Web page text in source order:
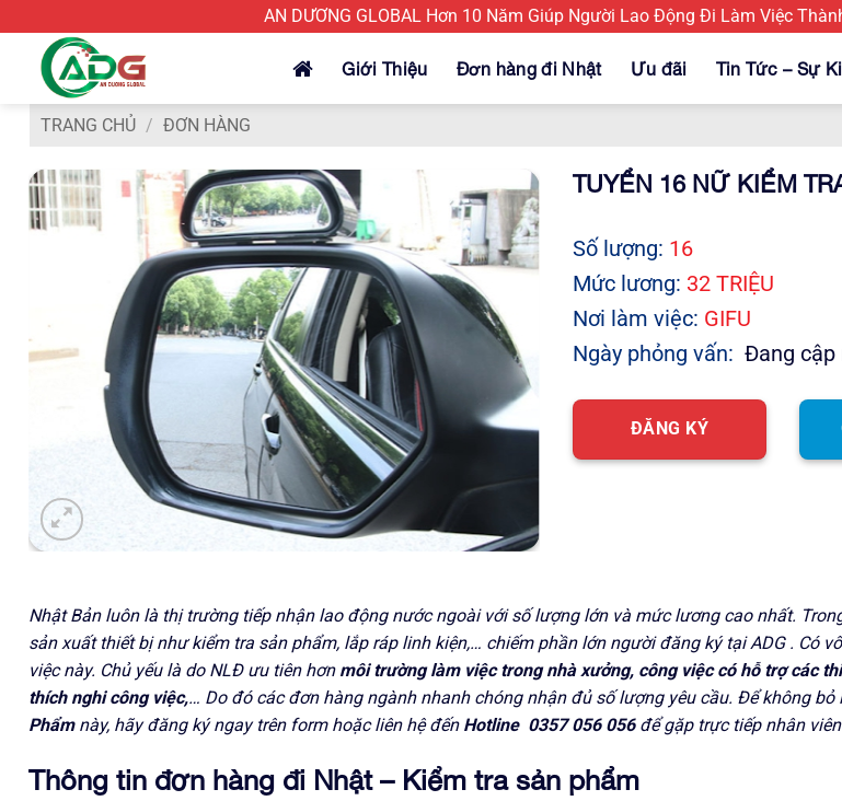
AN DƯƠNG GLOBAL Hơn 10 Năm Giúp Người Lao Động Đi Làm Việc
Giới Thiệu Đơn hàng đi Nhật Ưu đãi Tin Tức – Sự
TRANG CHỦ / ĐƠN HÀNG
TUYỂN 16 NỮ KIỂM
Số lượng: 16
Mức lương: 32 TRIỆU
Nơi làm việc: GIFU
Ngày phỏng vấn: Đang cập
ĐĂNG KÝ
Nhật Bản luôn là thị trường tiếp nhận lao động nước ngoài với số lượng lớn và mức lương cao nhất.
sản xuất thiết bị như kiểm tra sản phẩm, lắp ráp linh kiện,… chiếm phần lớn người đăng ký tại ADG . Có
việc này. Chủ yếu là do NLĐ ưu tiên hơn môi trường làm việc trong nhà xưởng, công việc có hỗ trợ các
thích nghi công việc,… Do đó các đơn hàng ngành nhanh chóng nhận đủ số lượng yêu cầu. Để không bỏ
Phẩmnày, hãy đăng ký ngay trên form hoặc liên hệ đến Hotline 0357 056 056để gặp trực tiếp nhân
Thông tin đơn hàng đi Nhật – Kiểm tra sản phẩm